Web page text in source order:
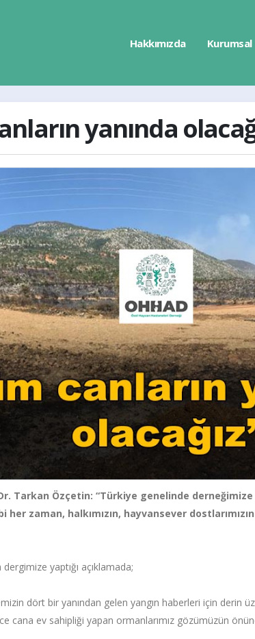
Hakkımızda Kurumsal
yanında
Dr. Tarkan Özçetin: “Türkiye genelinde
her zaman, halkımızın, hayvansever
yaptığı açıklamada;
dört bir yanından gelen yangın haberleri için derin
cana ev sahipliği yapan ormanlarımız gözümüzün